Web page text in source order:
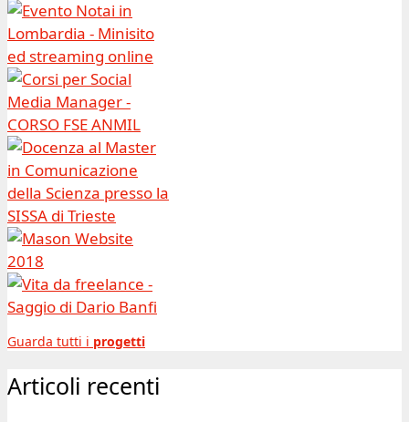
Guarda tutti i progetti
Articoli recenti